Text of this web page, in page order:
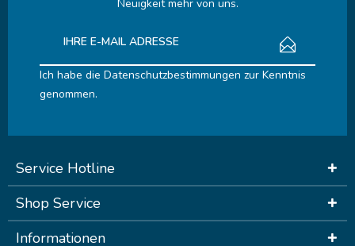
Neuigkeit mehr von uns.
Ich habe die Datenschutzbestimmungen zur Kenntnis
genommen.
Service Hotline
Shop Service
Informationen